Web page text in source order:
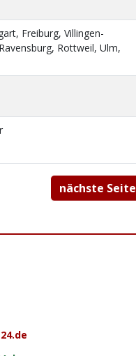
Freiburg, Villingen-
Rottweil, Ulm,
nächste Seite